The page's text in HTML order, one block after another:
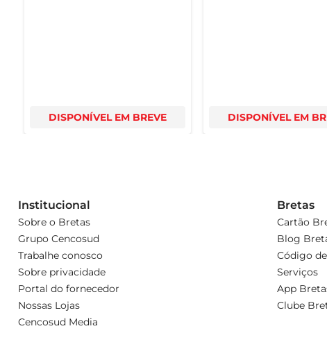
DISPONÍVEL EM BREVE DISPONÍVEL EM
Institucional
Sobre o Bretas
Grupo Cencosud
Trabalhe conosco
Sobre privacidade
Portal do fornecedor
Nossas Lojas
Cencosud Media
Bretas
Cartão
Blog
Código
Serviços
App
Clube